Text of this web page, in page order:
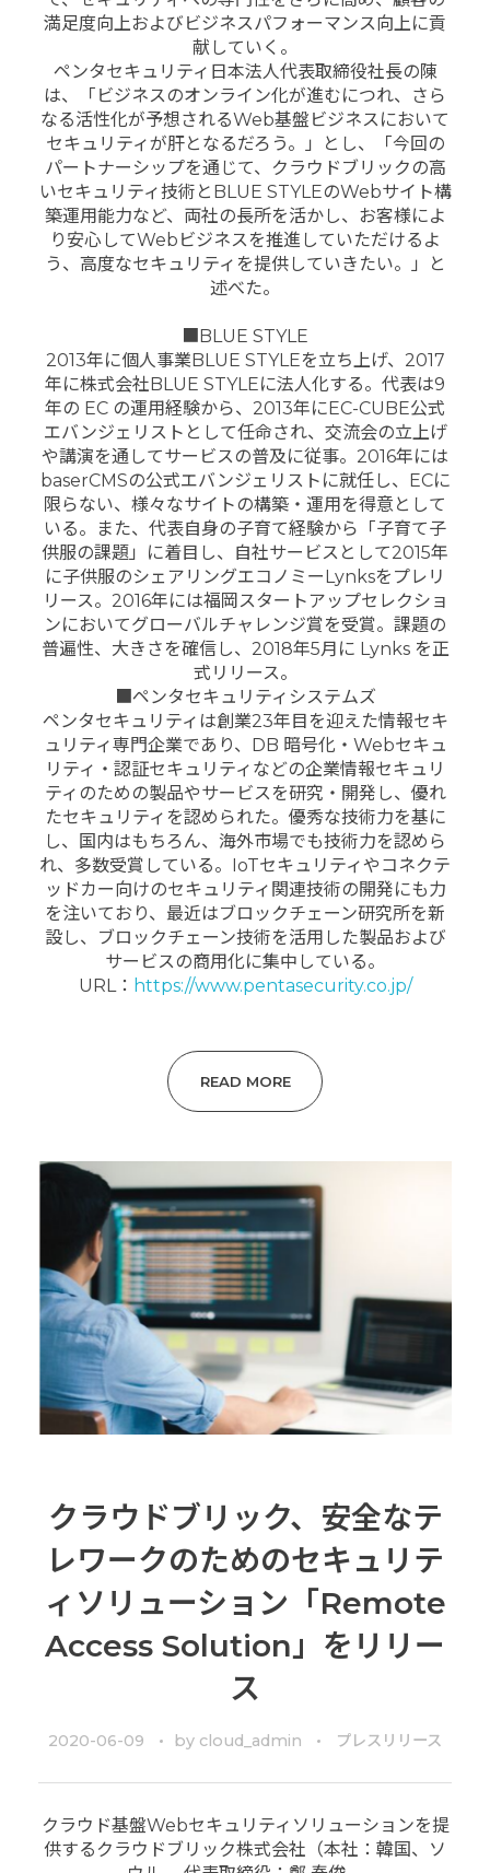
満足度向上およびビジネスパフォーマンス向上に貢
献していく。
ペンタセキュリティ日本法人代表取締役社長の陳
は、「ビジネスのオンライン化が進むにつれ、さら
なる活性化が予想されるWeb基盤ビジネスにおいて
セキュリティが肝となるだろう。」とし、「今回の
パートナーシップを通じて、クラウドブリックの高
いセキュリティ技術とBLUE STYLEのWebサイト構
築運用能力など、両社の長所を活かし、お客様によ
り安心してWebビジネスを推進していただけるよ
う、高度なセキュリティを提供していきたい。」と
述べた。
■BLUE STYLE
2013年に個人事業BLUE STYLEを立ち上げ、2017
年に株式会社BLUE STYLEに法人化する。代表は9
年の EC の運用経験から、2013年にEC-CUBE公式
エバンジェリストとして任命され、交流会の立上げ
や講演を通してサービスの普及に従事。2016年には
baserCMSの公式エバンジェリストに就任し、ECに
限らない、様々なサイトの構築・運用を得意として
いる。また、代表自身の子育て経験から「子育て子
供服の課題」に着目し、自社サービスとして2015年
に子供服のシェアリングエコノミーLynksをプレリ
リース。2016年には福岡スタートアップセレクショ
ンにおいてグローバルチャレンジ賞を受賞。課題の
普遍性、大きさを確信し、2018年5月に Lynks を正
式リリース。
■ペンタセキュリティシステムズ
ペンタセキュリティは創業23年目を迎えた情報セキ
ュリティ専門企業であり、DB 暗号化・Webセキュ
リティ・認証セキュリティなどの企業情報セキュリ
ティのための製品やサービスを研究・開発し、優れ
たセキュリティを認められた。優秀な技術力を基に
し、国内はもちろん、海外市場でも技術力を認めら
れ、多数受賞している。IoTセキュリティやコネクテ
ッドカー向けのセキュリティ関連技術の開発にも力
を注いており、最近はブロックチェーン研究所を新
設し、ブロックチェーン技術を活用した製品および
サービスの商用化に集中している。
URL： https://www.pentasecurity.co.jp/
READ MORE
クラウドブリック、安全なテ
レワークのためのセキュリテ
ィソリューション「Remote
Access Solution」をリリー
ス
2020-06-09 by cloud_admin プレスリリース
クラウド基盤Webセキュリティソリューションを提
供するクラウドブリック株式会社（本社：韓国、ソ